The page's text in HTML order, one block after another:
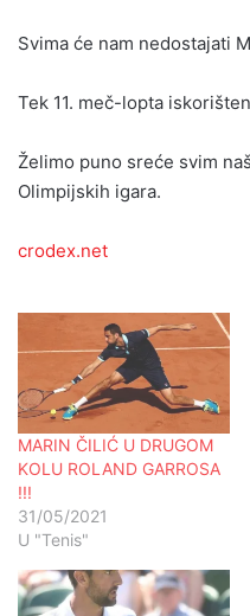
Svima će nam nedostajati
Tek 11. meč-lopta
Želimo puno sreće svim
Olimpijskih igara.
crodex.net
MARIN ČILIĆ U DRUGOM
KOLU ROLAND GARROSA
!!!
31/05/2021
U "Tenis"